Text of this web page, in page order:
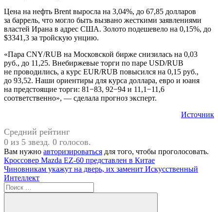
Цена на нефть Brent выросла на 3,04%, до 67,85 долларов
за баррель, что могло быть вызвано жесткими заявлениями
властей Ирана в адрес США. Золото подешевело на 0,15%, до
$3341,3 за тройскую унцию.
«Пара CNY/RUB на Московской бирже снизилась на 0,03
руб., до 11,25. Внебиржевые торги по паре USD/RUB
не проводились, а курс EUR/RUB повысился на 0,15 руб.,
до 93,52. Наши ориентиры для курса доллара, евро и юаня
на предстоящие торги: 81−83, 92−94 и 11,1−11,6
соответственно», — сделала прогноз эксперт.
Источник
Средний рейтинг
0 из 5 звезд. 0 голосов.
Вам нужно авторизироваться для того, чтобы проголосовать.
#Курс
доллара
Навигация
по
записям
Предыдущая
запись:
Кроссовер Mazda EZ-60 представлен в Китае
Следующая
запись:
Чиновникам укажут на дверь, их заменит Искусственный
Интеллект
Поиск
для: